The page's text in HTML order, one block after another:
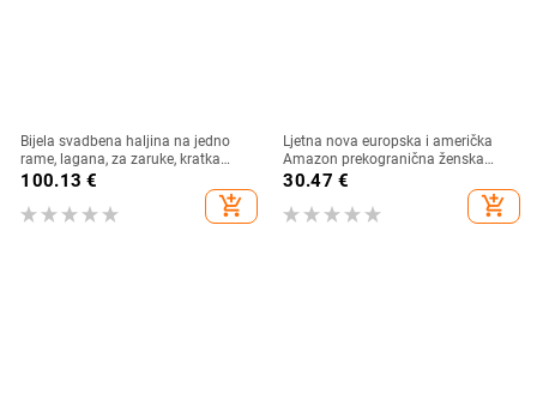
Bijela svadbena haljina na jedno
rame, lagana, za zaruke, kratka
haljina s francuskim retro šarmom
100.13 €
add_shopping_cart
Ljetna nova europska i američka
Amazon prekogranična ženska
modna haljina s prugastim
printom, ovratnikom i strukom, bez
rukava, za 24 sata
30.47 €
add_shopping_cart